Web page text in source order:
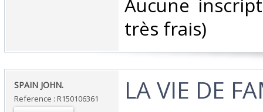
Aucune
très frais) ‎
‎SPAIN JOHN.‎
Reference : R150106361
‎LA VIE DE